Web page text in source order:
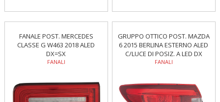
FANALE POST. MERCEDES
CLASSE G W463 2018 ALED
DX=SX
FANALI
GRUPPO OTTICO POST. MAZDA
6 2015 BERLINA ESTERNO ALED
C/LUCE DI POSIZ. A LED DX
FANALI